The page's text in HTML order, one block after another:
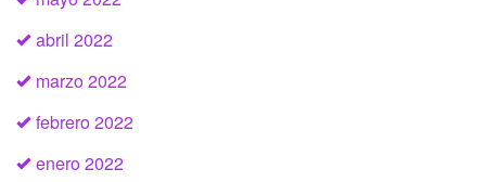
abril 2022
marzo 2022
febrero 2022
enero 2022